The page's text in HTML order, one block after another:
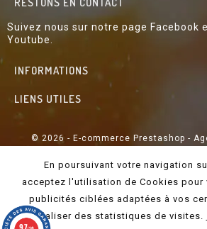
Suivez nous sur notre page Facebook
Youtube.
INFORMATIONS
LIENS UTILES
© 2026 - E-commerce Prestashop -
En poursuivant votre navigation
acceptez l'utilisation de Cookies pour
publicités ciblées adaptées à vos
réaliser des statistiques de visites.